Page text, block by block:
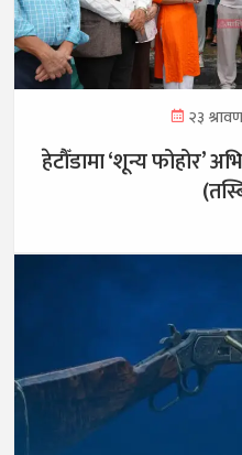
२३
हेटौँडामा ‘शून्य फोहोर’